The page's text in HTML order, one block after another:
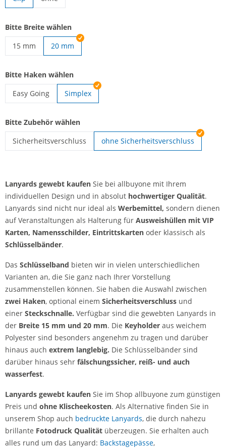
Bitte Breite wählen
15 mm
20 mm
Bitte Haken wählen
Easy Going
Simplex
Bitte Zubehör wählen
Sicherheitsverschluss
ohne Sicherheitsverschluss
Lanyards gewebt kaufen Sie bei allbuyone mit Ihrem
individuellen Design und in absolut hochwertiger Qualität.
Lanyards sind nicht nur ideal als Werbemittel, sondern dienen
auf Veranstaltungen als Halterung für Ausweishüllen mit VIP
Karten, Namensschilder, Eintrittskarten oder klassisch als
Schlüsselbänder.
Das Schlüsselband bieten wir in vielen unterschiedlichen
Varianten an, die Sie ganz nach Ihrer Vorstellung
zusammenstellen können. Sie haben die Auswahl zwischen
zwei Haken, optional einem Sicherheitsverschluss und
einer Steckschnalle. Verfügbar sind die gewebten Lanyards in
der Breite 15 mm und 20 mm. Die Keyholder aus weichem
Polyester sind besonders angenehm zu tragen und darüber
hinaus auch extrem langlebig. Die Schlüsselbänder sind
darüber hinaus sehr fälschungssicher, reiß- und auch
wasserfest.
Lanyards gewebt kaufen Sie im Shop allbuyone zum günstigen
Preis und ohne Klischeekosten. Als Alternative finden Sie in
unserem Shop auch bedruckte Lanyards, die durch nahezu
brillante Fotodruck Qualität überzeugen. Sie erhalten auch
alles rund um das Lanyard: Backstagepässe,